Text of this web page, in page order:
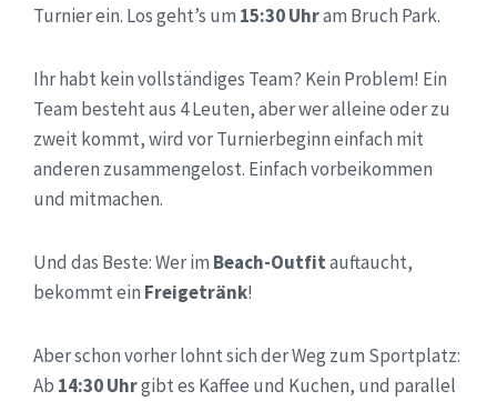
Turnier ein. Los geht’s um 15:30 Uhram Bruch Park.
Ihr habt kein vollständiges Team? Kein Problem! Ein
Team besteht aus 4 Leuten, aber wer alleine oder zu
zweit kommt, wird vor Turnierbeginn einfach mit
anderen zusammengelost. Einfach vorbeikommen
und mitmachen.
Und das Beste: Wer im Beach-Outfitauftaucht,
bekommt ein Freigetränk!
Aber schon vorher lohnt sich der Weg zum Sportplatz:
Ab 14:30 Uhrgibt es Kaffee und Kuchen, und parallel